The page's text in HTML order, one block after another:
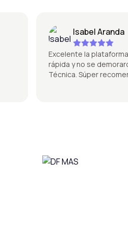
Isabel Aranda
Excelente la plataforma y
rápida y no se demoraron
Técnica. Súper